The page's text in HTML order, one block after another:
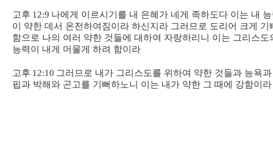
고후 12:9 나에게 이르시기를 내 은혜가 네게 족하도다 이는 내
이 약한 데서 온전하여짐이라 하신지라 그러므로 도리어 크게 기
함으로 나의 여러 약한 것들에 대하여 자랑하리니 이는 그리스도
능력이 내게 머물게 하려 함이라
고후 12:10 그러므로 내가 그리스도를 위하여 약한 것들과 능욕
핍과 박해와 곤고를 기뻐하노니 이는 내가 약한 그 때에 강함이라